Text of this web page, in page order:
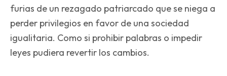
furias de un rezagado patriarcado que se niega a
perder privilegios en favor de una sociedad
igualitaria. Como si prohibir palabras o impedir
leyes pudiera revertir los cambios.